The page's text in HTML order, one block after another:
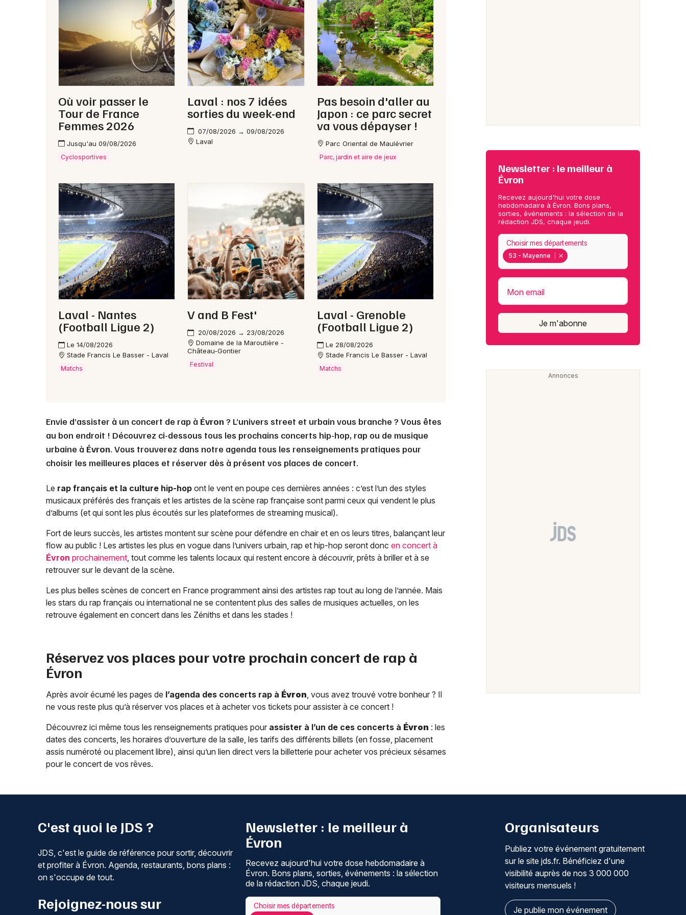
Newsletter des sorties
Artistes en tournée
Actus à Évron
Magazine à Évron
53 - Mayenne
Choisir mes départements
Mon email
Je m'abonne
Où voir passer le
Tour de France
Femmes 2026
Jusqu'au 09/08/2026
Cyclosportives
Laval : nos 7 idées
sorties du week-end
07/08/2026 → 09/08/2026
Laval
Pas besoin d'aller au
Japon : ce parc secret
va vous dépayser !
Parc Oriental de Maulévrier
Parc, jardin et aire de jeux
Laval - Nantes
(Football Ligue 2)
Le 14/08/2026
Stade Francis Le Basser - Laval
Matchs
V and B Fest'
20/08/2026 → 23/08/2026
Domaine de la Maroutière -
Château-Gontier
Festival
Laval - Grenoble
(Football Ligue 2)
Le 28/08/2026
Stade Francis Le Basser - Laval
Matchs
Envie d’assister à un concert de rap à Évron ? L’univers street et urbain vous branche ? Vous êtes
au bon endroit ! Découvrez ci-dessous tous les prochains concerts hip-hop, rap ou de musique
urbaine à Évron. Vous trouverez dans notre agenda tous les renseignements pratiques pour
choisir les meilleures places et réserver dès à présent vos places de concert.
Le rap français et la culture hip-hop ont le vent en poupe ces dernières années : c’est l’un des styles
musicaux préférés des français et les artistes de la scène rap française sont parmi ceux qui vendent le plus
d’albums (et qui sont les plus écoutés sur les plateformes de streaming musical).
Fort de leurs succès, les artistes montent sur scène pour défendre en chair et en os leurs titres, balançant leur
flow au public ! Les artistes les plus en vogue dans l’univers urbain, rap et hip-hop seront donc en concert à
Évron prochainement, tout comme les talents locaux qui restent encore à découvrir, prêts à briller et à se
retrouver sur le devant de la scène.
Les plus belles scènes de concert en France programment ainsi des artistes rap tout au long de l’année. Mais
les stars du rap français ou international ne se contentent plus des salles de musiques actuelles, on les
retrouve également en concert dans les Zéniths et dans les stades !
Réservez vos places pour votre prochain concert de rap à
Évron
Après avoir écumé les pages de l’agenda des concerts rap à Évron, vous avez trouvé votre bonheur ? Il
ne vous reste plus qu’à réserver vos places et à acheter vos tickets pour assister à ce concert !
Découvrez ici même tous les renseignements pratiques pour assister à l’un de ces concerts à Évron : les
dates des concerts, les horaires d’ouverture de la salle, les tarifs des différents billets (en fosse, placement
assis numéroté ou placement libre), ainsi qu’un lien direct vers la billetterie pour acheter vos précieux sésames
pour le concert de vos rêves.
Newsletter : le meilleur à
Évron
Recevez aujourd'hui votre dose
hebdomadaire à Évron. Bons plans,
sorties, événements : la sélection de la
rédaction JDS, chaque jeudi.
53 - Mayenne
Choisir mes départements
Mon email
Je m'abonne
C'est quoi le JDS ?
JDS, c'est le guide de référence pour sortir, découvrir
et profiter à Évron. Agenda, restaurants, bons plans :
on s'occupe de tout.
Rejoignez-nous sur
Newsletter : le meilleur à
Évron
Recevez aujourd'hui votre dose hebdomadaire à
Évron. Bons plans, sorties, événements : la sélection
de la rédaction JDS, chaque jeudi.
Choisir mes départements
Organisateurs
Publiez votre événement gratuitement
sur le site jds.fr. Bénéficiez d'une
visibilité auprès de nos 3 000 000
visiteurs mensuels !
Je publie mon événement